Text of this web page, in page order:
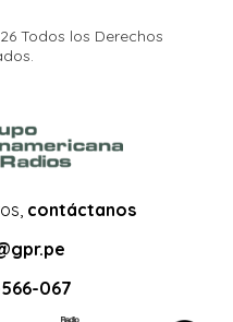
Todos los Derechos
contáctanos
067